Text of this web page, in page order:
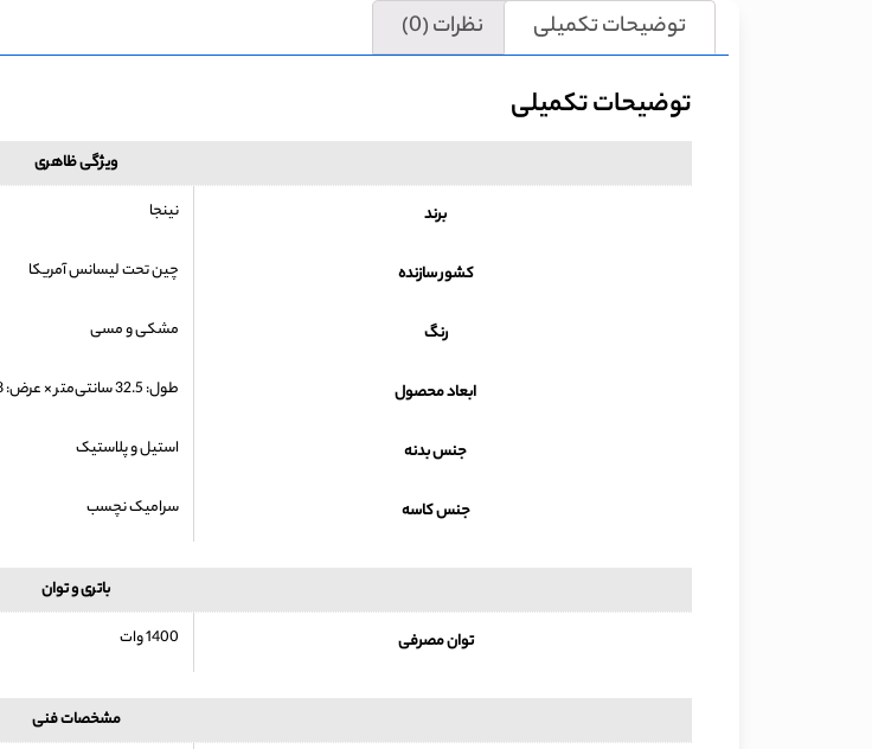
توضیحات تکمیلی نظرات (0)
توضیحات تکمیلی
ویژگی ظاهری
برند نینجا
کشور سازنده چین تحت لیسانس آمریکا
رنگ مشکی و مسی
ابعاد محصول طول: 32.5 سانتی‌متر × عرض: 20.8 سانتی‌متر × ارتفاع: 35.7 سانتی‌متر
جنس بدنه استیل و پلاستیک
جنس کاسه سرامیک نچسب
باتری و توان
توان مصرفی 1400 وات
مشخصات فنی